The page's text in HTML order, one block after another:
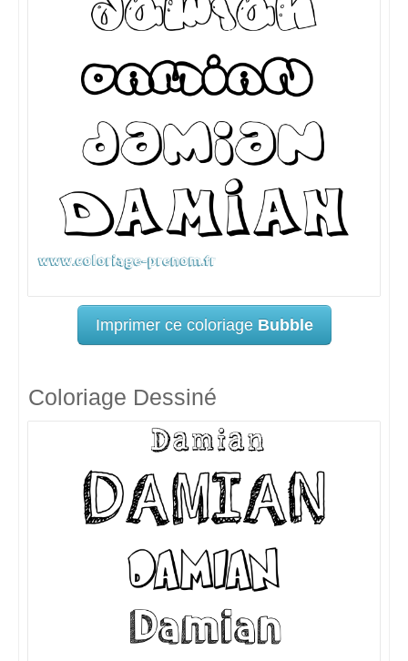
Imprimer ce coloriage Bubble
Coloriage Dessiné